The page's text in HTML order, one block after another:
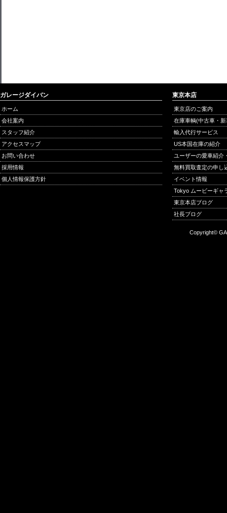
ガレージダイバン
ホーム
会社案内
スタッフ紹介
アクセスマップ
お問い合わせ
採用情報
個人情報保護方針
東京本店
東京店のご案内
在庫車輌(中古車・
輸入代行サービス
US本国在庫の紹介
ユーザーの愛車紹介
無料買取査定の申し
イベント情報
Tokyo ムービーギャ
東京本店ブログ
社長ブログ
Copyright©